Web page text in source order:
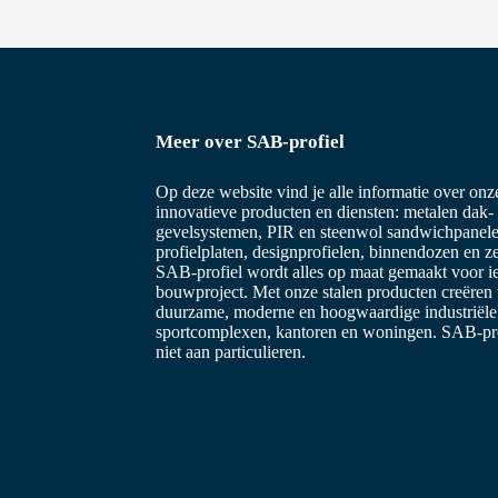
Meer over SAB-profiel
Op deze website vind je alle informatie over
innovatieve producten en diensten: metalen dak-
gevelsystemen, PIR en steenwol
profielplaten, designprofielen, binnendozen en
SAB-profiel wordt alles op maat gemaakt voor
bouwproject. Met onze stalen producten creëren
duurzame, moderne en hoogwaardige
sportcomplexen, kantoren en woningen. SAB-
niet aan particulieren.